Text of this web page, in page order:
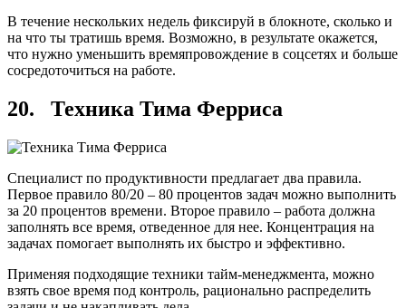
В течение нескольких недель фиксируй в блокноте, сколько и
на что ты тратишь время. Возможно, в результате окажется,
что нужно уменьшить времяпровождение в соцсетях и больше
сосредоточиться на работе.
20. Техника Тима Ферриса
Специалист по продуктивности предлагает два правила.
Первое правило 80/20 – 80 процентов задач можно выполнить
за 20 процентов времени. Второе правило – работа должна
заполнять все время, отведенное для нее. Концентрация на
задачах помогает выполнять их быстро и эффективно.
Применяя подходящие техники тайм-менеджмента, можно
взять свое время под контроль, рационально распределить